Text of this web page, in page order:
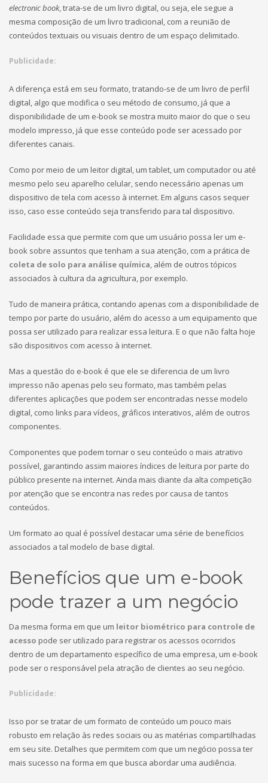
electronic book, trata-se de um livro digital, ou seja, ele segue a
mesma composição de um livro tradicional, com a reunião de
conteúdos textuais ou visuais dentro de um espaço delimitado.
Publicidade:
A diferença está em seu formato, tratando-se de um livro de perfil
digital, algo que modifica o seu método de consumo, já que a
disponibilidade de um e-book se mostra muito maior do que o seu
modelo impresso, já que esse conteúdo pode ser acessado por
diferentes canais.
Como por meio de um leitor digital, um tablet, um computador ou até
mesmo pelo seu aparelho celular, sendo necessário apenas um
dispositivo de tela com acesso à internet. Em alguns casos sequer
isso, caso esse conteúdo seja transferido para tal dispositivo.
Facilidade essa que permite com que um usuário possa ler um e-
book sobre assuntos que tenham a sua atenção, com a prática de
coleta de solo para análise química, além de outros tópicos
associados à cultura da agricultura, por exemplo.
Tudo de maneira prática, contando apenas com a disponibilidade de
tempo por parte do usuário, além do acesso a um equipamento que
possa ser utilizado para realizar essa leitura. E o que não falta hoje
são dispositivos com acesso à internet.
Mas a questão do e-book é que ele se diferencia de um livro
impresso não apenas pelo seu formato, mas também pelas
diferentes aplicações que podem ser encontradas nesse modelo
digital, como links para vídeos, gráficos interativos, além de outros
componentes.
Componentes que podem tornar o seu conteúdo o mais atrativo
possível, garantindo assim maiores índices de leitura por parte do
público presente na internet. Ainda mais diante da alta competição
por atenção que se encontra nas redes por causa de tantos
conteúdos.
Um formato ao qual é possível destacar uma série de benefícios
associados a tal modelo de base digital.
Benefícios que um e-book
pode trazer a um negócio
Da mesma forma em que um leitor biométrico para controle de
acesso pode ser utilizado para registrar os acessos ocorridos
dentro de um departamento específico de uma empresa, um e-book
pode ser o responsável pela atração de clientes ao seu negócio.
Publicidade:
Isso por se tratar de um formato de conteúdo um pouco mais
robusto em relação às redes sociais ou as matérias compartilhadas
em seu site. Detalhes que permitem com que um negócio possa ter
mais sucesso na forma em que busca abordar uma audiência.